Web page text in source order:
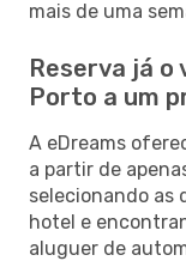
mais de uma
Reserva já o
Porto a um
A eDreams
a partir de
selecionando as
hotel e
aluguer de